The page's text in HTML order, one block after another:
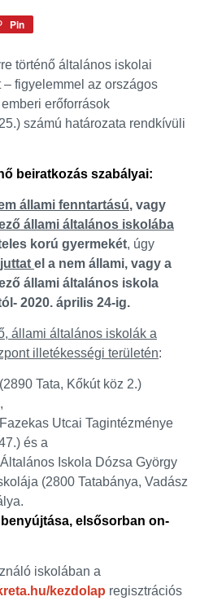
Pin
történő általános iskolai
figyelemmel az országos
erőforrások
számú határozata rendkívüli
beiratkozás szabályai:
állami fenntartású, vagy
állami általános iskolába
korú gyermekét, úgy
el a nem állami, vagy a
állami általános iskola
2020. április 24-ig.
állami általános iskolák a
illetékességi területén:
Tata, Kőkút köz 2.)
Utcai Tagintézménye
és a
Iskola Dózsa György
(2800 Tatabánya, Vadász
elsősorban on-
iskolában a
kezdolap regisztrációs